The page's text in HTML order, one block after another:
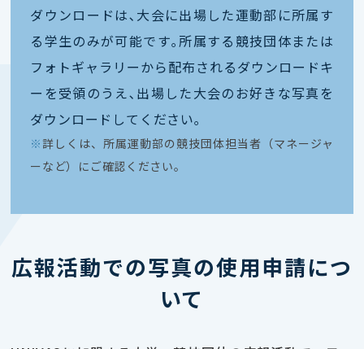
ダウンロードは､大会に出場した運動部に所属す
る学生のみが可能です｡所属する競技団体または
フォトギャラリーから配布されるダウンロードキ
ーを受領のうえ､出場した大会のお好きな写真を
ダウンロードしてください｡
※ 詳しくは、所属運動部の競技団体担当者（マネージャ
ーなど）にご確認ください。
広報活動での写真の使用申請につ
いて